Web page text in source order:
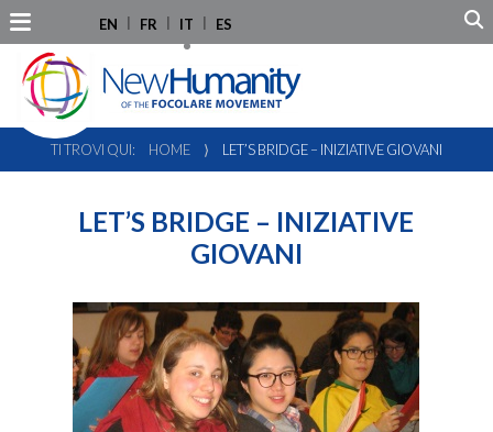
EN FR IT ES
TI TROVI QUI: HOME ⟩ LET’S BRIDGE – INIZIATIVE GIOVANI
LET’S BRIDGE – INIZIATIVE
GIOVANI